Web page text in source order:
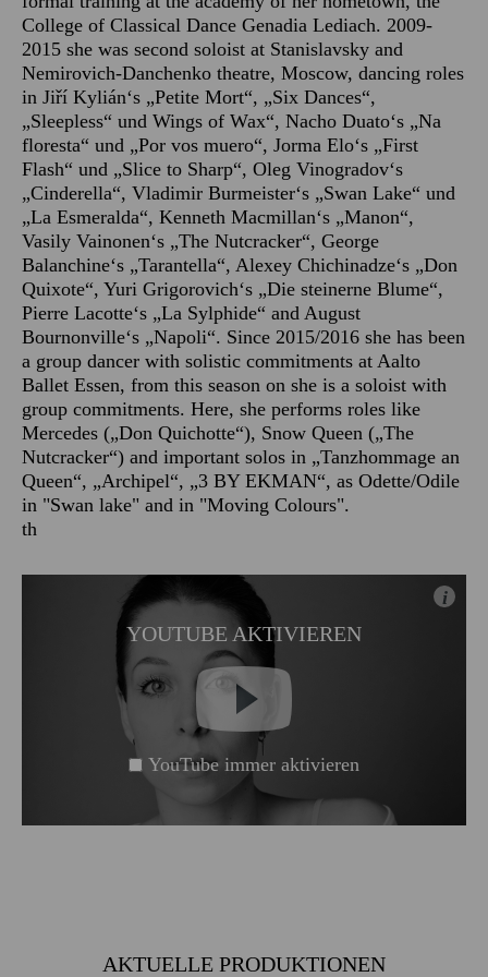
College of Classical Dance Genadia Lediach. 2009-
2015 she was second soloist at Stanislavsky and
Nemirovich-Danchenko theatre, Moscow, dancing roles
in Jiří Kylián‘s „Petite Mort“, „Six Dances“,
„Sleepless“ und Wings of Wax“, Nacho Duato‘s „Na
floresta“ und „Por vos muero“, Jorma Elo‘s „First
Flash“ und „Slice to Sharp“, Oleg Vinogradov‘s
„Cinderella“, Vladimir Burmeister‘s „Swan Lake“ und
„La Esmeralda“, Kenneth Macmillan‘s „Manon“,
Vasily Vainonen‘s „The Nutcracker“, George
Balanchine‘s „Tarantella“, Alexey Chichinadze‘s „Don
Quixote“, Yuri Grigorovich‘s „Die steinerne Blume“,
Pierre Lacotte‘s „La Sylphide“ and August
Bournonville‘s „Napoli“. Since 2015/2016 she has been
a group dancer with solistic commitments at Aalto
Ballet Essen, from this season on she is a soloist with
group commitments. Here, she performs roles like
Mercedes („Don Quichotte“), Snow Queen („The
Nutcracker“) and important solos in „Tanzhommage an
Queen“, „Archipel“, „3 BY EKMAN“, as Odette/Odile
in "Swan lake" and in "Moving Colours".
th
YOUTUBE AKTIVIEREN
i
YouTube immer aktivieren
AKTUELLE PRODUKTIONEN